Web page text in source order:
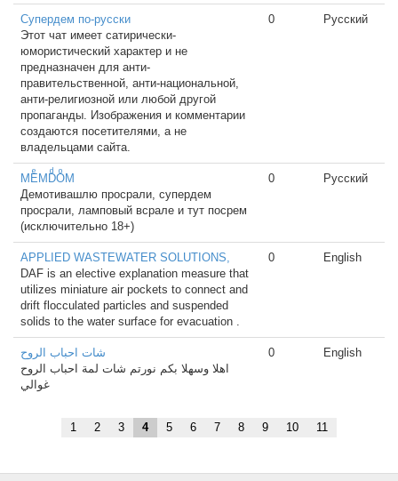
Супердем по-русски
Этот чат имеет сатирически-
юмористический характер и не
предназначен для анти-
правительственной, анти-национальной,
анти-религиозной или любой другой
пропаганды. Изображения и комментарии
создаются посетителями, а не
владельцами сайта.
0 Русский
MEͤMDͩOͦM
Демотивашлю просрали, супердем
просрали, ламповый всрале и тут посрем
(исключительно 18+)
0 Русский
APPLIED WASTEWATER SOLUTIONS,
DAF is an elective explanation measure that
utilizes miniature air pockets to connect and
drift flocculated particles and suspended
solids to the water surface for evacuation .
0 English
شات احباب الروح
اهلا وسهلا بكم نورتم شات لمة احباب الروح
غوالي
0 English
1 2 3 4 5 6 7 8 9 10 11